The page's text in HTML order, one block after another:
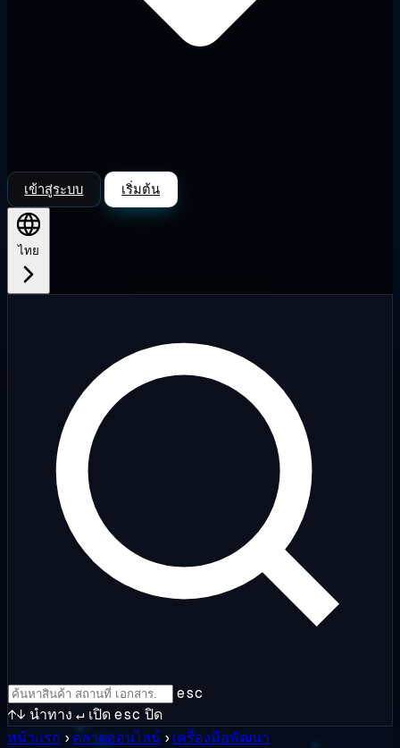
เข้าสู่ระบบ เริ่มต้น
ไทย
esc
↑↓ นำทาง ↵ เปิดesc ปิด
หน้าแรก › ตลาดออนไลน์ › เครื่องมือพัฒนา